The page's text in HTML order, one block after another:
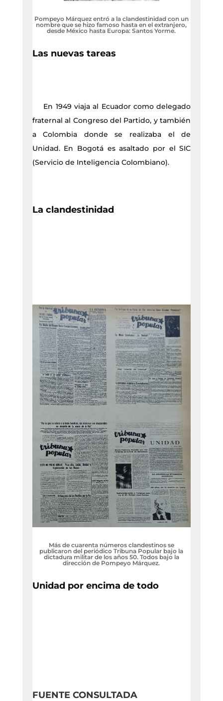
Pompeyo Márquez entró a la clandestinidad con un
nombre que se hizo famoso hasta en el extranjero,
desde México hasta Europa: Santos Yorme.
Las nuevas tareas
En 1949 viaja al Ecuador como delegado
fraternal al Congreso del Partido, y también
a Colombia donde se realizaba el de
Unidad. En Bogotá es asaltado por el SIC
(Servicio de Inteligencia Colombiano).
La clandestinidad
Más de cuarenta números clandestinos se
publicaron del periódico Tribuna Popular bajo la
dictadura militar de los años 50. Todos bajo la
dirección de Pompeyo Márquez.
Unidad por encima de todo
FUENTE CONSULTADA